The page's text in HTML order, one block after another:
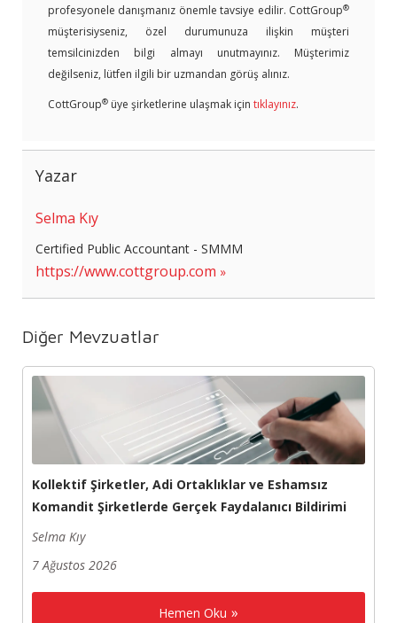
profesyonele danışmanız önemle tavsiye edilir. CottGroup®
müşterisiyseniz, özel durumunuza ilişkin müşteri
temsilcinizden bilgi almayı unutmayınız. Müşterimiz
değilseniz, lütfen ilgili bir uzmandan görüş alınız.
CottGroup® üye şirketlerine ulaşmak için tıklayınız.
Yazar
Selma Kıy
Certified Public Accountant - SMMM
https://www.cottgroup.com
Diğer Mevzuatlar
Kollektif Şirketler, Adi Ortaklıklar ve Eshamsız
Komandit Şirketlerde Gerçek Faydalanıcı Bildirimi
Selma Kıy
7 Ağustos 2026
Hemen Oku